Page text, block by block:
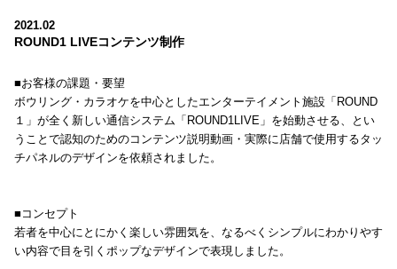
ROUND1 LIVEコンテンツ制作
■お客様の課題・要望
ボウリング・カラオケを中心としたエンターテイメント施設「ROUND
１」が全く新しい通信システム「ROUND1LIVE」を始動させる、とい
うことで認知のためのコンテンツ説明動画・実際に店舗で使用するタッ
チパネルのデザインを依頼されました。
■コンセプト
若者を中心にとにかく楽しい雰囲気を、なるべくシンプルにわかりやす
い内容で目を引くポップなデザインで表現しました。
2021.02